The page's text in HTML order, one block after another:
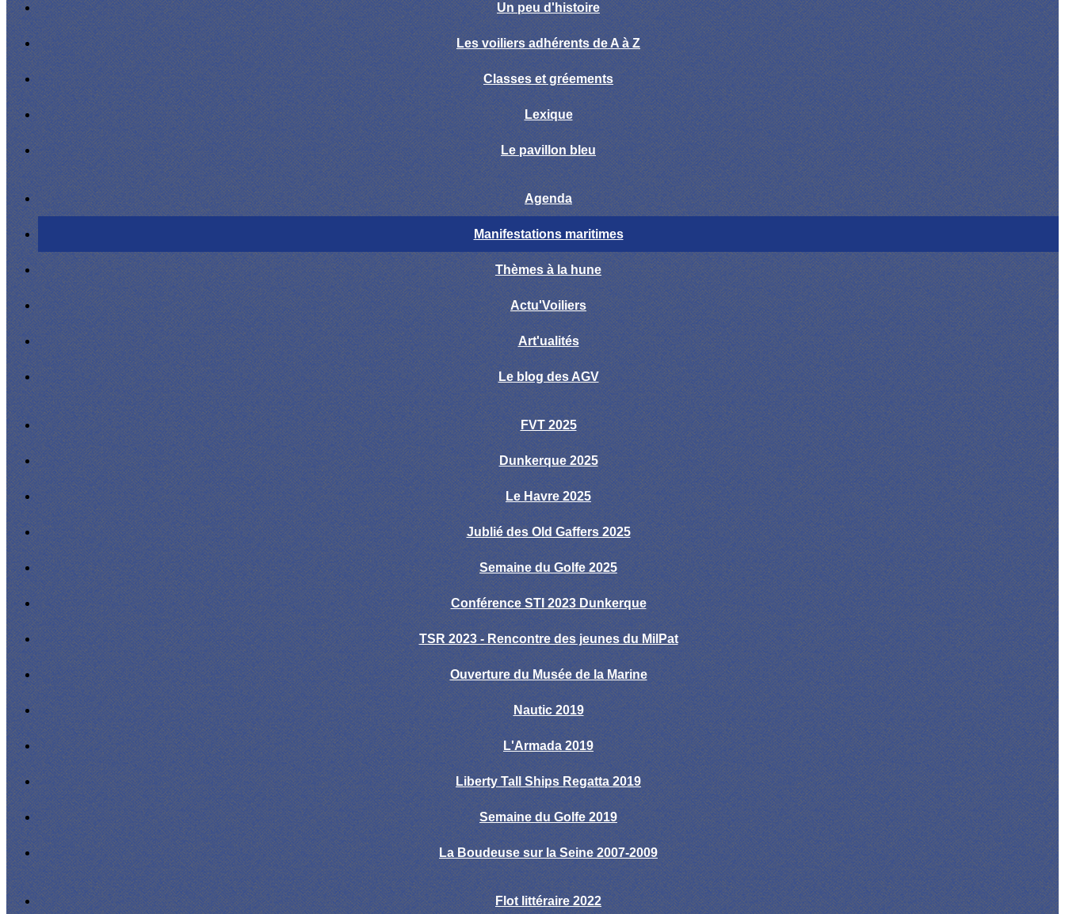
Un peu d'histoire
Les voiliers adhérents de A à Z
Classes et gréements
Lexique
Le pavillon bleu
Agenda
Manifestations maritimes
Thèmes à la hune
Actu'Voiliers
Art'ualités
Le blog des AGV
FVT 2025
Dunkerque 2025
Le Havre 2025
Jublié des Old Gaffers 2025
Semaine du Golfe 2025
Conférence STI 2023 Dunkerque
TSR 2023 - Rencontre des jeunes du MilPat
Ouverture du Musée de la Marine
Nautic 2019
L'Armada 2019
Liberty Tall Ships Regatta 2019
Semaine du Golfe 2019
La Boudeuse sur la Seine 2007-2009
Flot littéraire 2022